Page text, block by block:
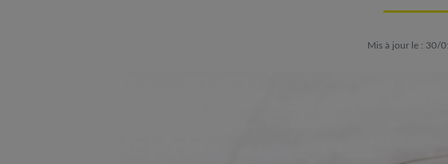
Mis à jour le : 30/